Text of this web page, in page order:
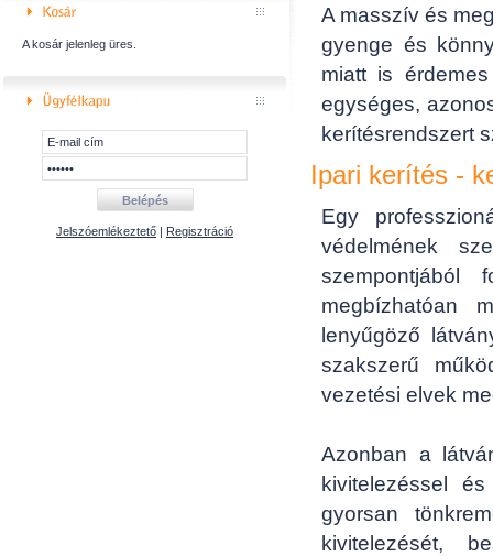
A kosár jelenleg üres.
Jelszóemlékeztető | Regisztráció
A masszív és
gyenge és
miatt is
egységes,
kerítésrendszert
Ipari kerítés -
Egy
védelmének
megbízhatóan
lenyűgöző
szakszerű
vezetési elvek
Azonban a
kivitelezéssel
gyorsan
kivitelezését,